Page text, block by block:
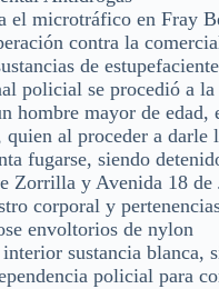
el microtráfico en Fray
contra la
de
policial se procedió a la
hombre mayor de edad,
al proceder a darle
fugarse, siendo
Zorrilla y Avenida 18 de
corporal y
envoltorios de nylon
sustancia blanca,
policial para